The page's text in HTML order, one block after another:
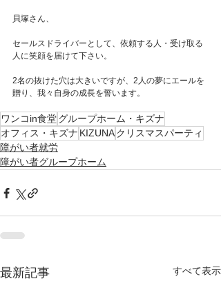
貝塚さん、
セールスドライバーとして、依頼する人・受け取る
人に笑顔を届けて下さい。
2名の抜けた穴は大きいですが、2人の夢にエールを
贈り、我々自身の成長を誓います。
ワンコin食堂グループホーム・キズナ
オフィス・キズナ KIZUNAクリスマスパーティ
障がい者就労
障がい者グループホーム
最新記事 すべて表示